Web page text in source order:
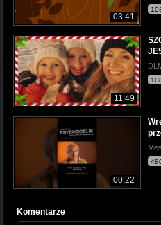
03:41
11:49
00:22
Komentarze